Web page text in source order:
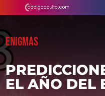
ENIGMAS
EL AÑO DEL